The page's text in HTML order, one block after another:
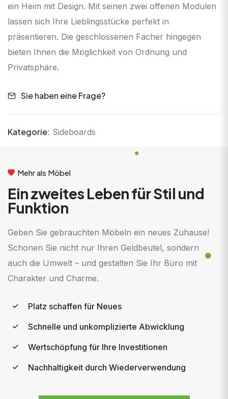
ein Heim mit Design. Mit seinen zwei offenen Modulen
lassen sich Ihre Lieblingsstücke perfekt in
präsentieren. Die geschlossenen Fächer hingegen
bieten Ihnen die Möglichkeit von Ordnung und
Privatsphäre.
Sie haben eine Frage?
Kategorie: Sideboards
Mehr als Möbel
Ein zweites Leben für Stil und
Funktion
Geben Sie gebrauchten Möbeln ein neues Zuhause!
Schonen Sie nicht nur Ihren Geldbeutel, sondern
auch die Umwelt – und gestalten Sie Ihr Büro mit
Charakter und Charme.
Platz schaffen für Neues
Schnelle und unkomplizierte Abwicklung
Wertschöpfung für Ihre Investitionen
Nachhaltigkeit durch Wiederverwendung